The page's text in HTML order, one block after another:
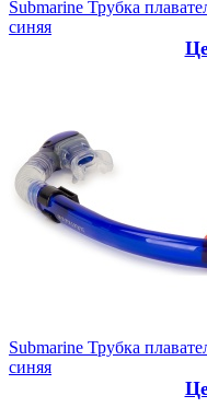
Submarine Трубка
синяя
Submarine Трубка
синяя